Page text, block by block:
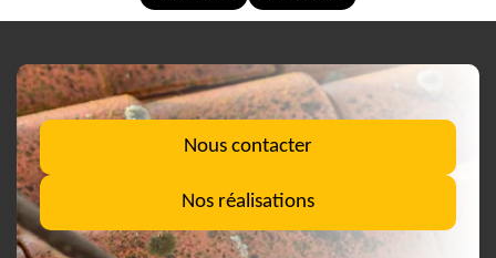
Nous contacter
Nos réalisations